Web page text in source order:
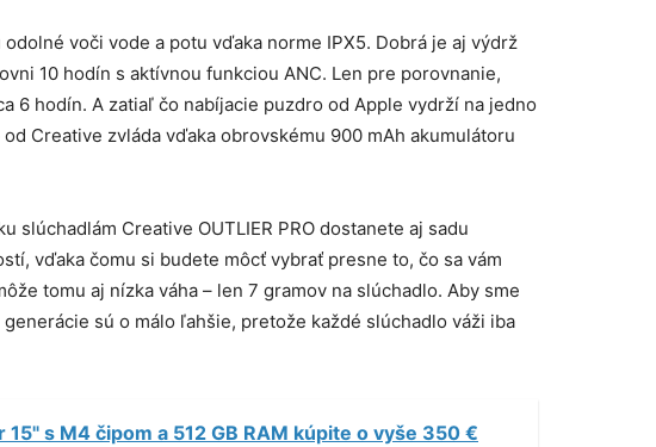
voči vode a potu vďaka norme IPX5. Dobrá je aj výdrž
10 hodín s aktívnou funkciou ANC. Len pre porovnanie,
6 hodín. A zatiaľ čo nabíjacie puzdro od Apple vydrží na jedno
Creative zvláda vďaka obrovskému 900 mAh akumulátoru
slúchadlám Creative OUTLIER PRO dostanete aj sadu
vďaka čomu si budete môcť vybrať presne to, čo sa vám
tomu aj nízka váha – len 7 gramov na slúchadlo. Aby sme
sú o málo ľahšie, pretože každé slúchadlo váži iba
15" s M4 čipom a 512 GB RAM kúpite o vyše 350 €